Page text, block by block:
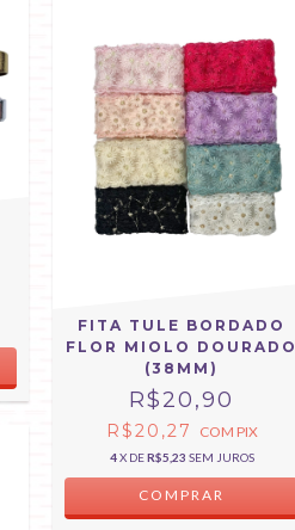
FITA TULE BORDADO
FLOR MIOLO DOURADO
(38MM)
R$20,90
R$20,27 COM PIX
4X DER$5,23 SEM JUROS
COMPRAR